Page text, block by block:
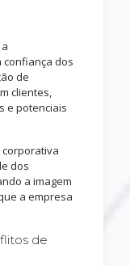
dos
de
clientes,
e potenciais
corporativa
dos
a imagem
a empresa
de